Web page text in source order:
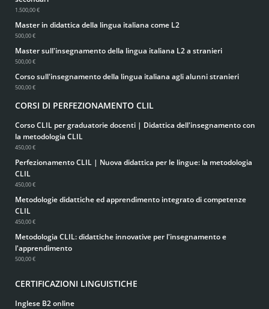
1.500,00 €
Master in didattica della lingua italiana come L2
500,00 €
Master sull'insegnamento della lingua italiana L2 a stranieri
500,00 €
Corso sull'insegnamento della lingua italiana agli alunni stranieri
500,00 €
CORSI DI PERFEZIONAMENTO CLIL
Corso CLIL per graduatorie docenti | Didattica dell'insegnamento con
la metodologia CLIL
450,00 €
Perfezionamento CLIL | Nuova didattica per le lingue: la metodologia
CLIL
450,00 €
Metodologie didattiche ed apprendimento integrato di competenze
CLIL
450,00 €
Metodologia CLIL: didattiche innovative per l'insegnamento e
l'apprendimento
500,00 €
CERTIFICAZIONI LINGUISTICHE
Inglese B2 online